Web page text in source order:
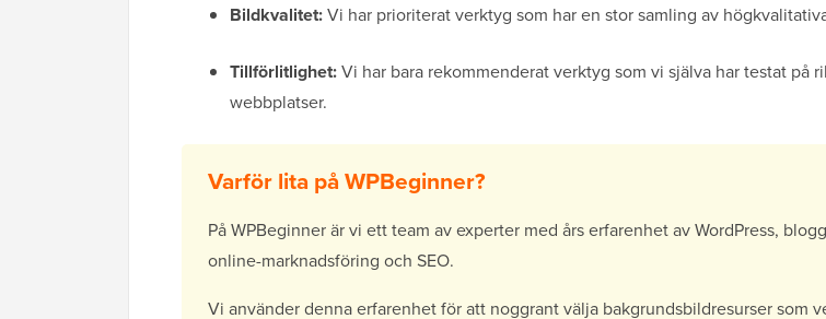
Bildkvalitet:Vi har prioriterat verktyg som har en stor samling av
Tillförlitlighet:Vi har bara rekommenderat verktyg som vi själva har testat på
webbplatser.
Varför lita på WPBeginner?
På WPBeginner är vi ett team av experter med års erfarenhet av WordPress,
online-marknadsföring och SEO.
Vi använder denna erfarenhet för att noggrant välja bakgrundsbildresurser som